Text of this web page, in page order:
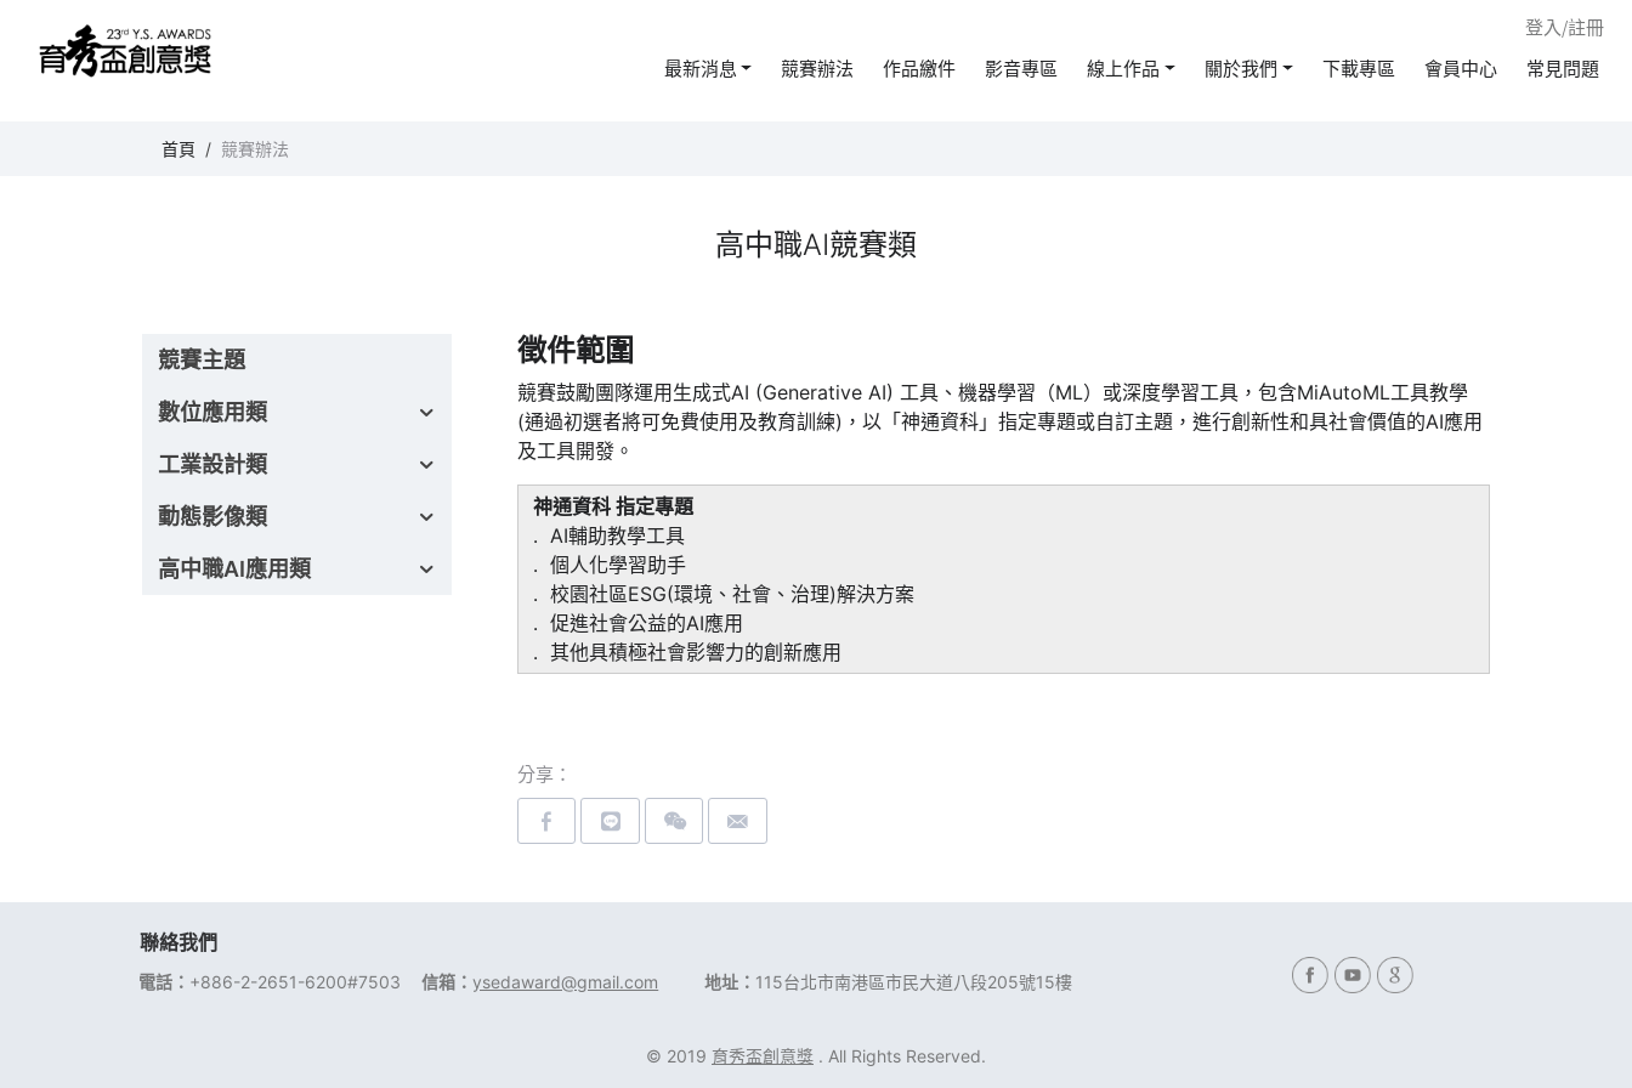
育秀盃創意獎
登入/註冊
最新消息
競賽辦法 作品繳件 影音專區 線上作品 關於我們 下載專區 會員中心 常見問題
首頁 競賽辦法
高中職AI競賽類
競賽主題
數位應用類
工業設計類
動態影像類
高中職AI應用類
徵件範圍
競賽鼓勵團隊運用生成式AI (Generative AI) 工具、機器學習（ML）或深度學習工具，包含MiAutoML工具教學
(通過初選者將可免費使用及教育訓練)，以「神通資科」指定專題或自訂主題，進行創新性和具社會價值的AI應用
及工具開發。
神通資科 指定專題
․ AI輔助教學工具
․ 個人化學習助手
․ 校園社區ESG(環境、社會、治理)解決方案
․ 促進社會公益的AI應用
․ 其他具積極社會影響力的創新應用
分享：
聯絡我們
電話： +886-2-2651-6200#7503 信箱：ysedaward@gmail.com 地址： 115台北市南港區市民大道八段205號15樓
© 2019 育秀盃創意獎 . All Rights Reserved.